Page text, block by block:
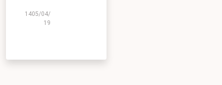
1405/04/
19